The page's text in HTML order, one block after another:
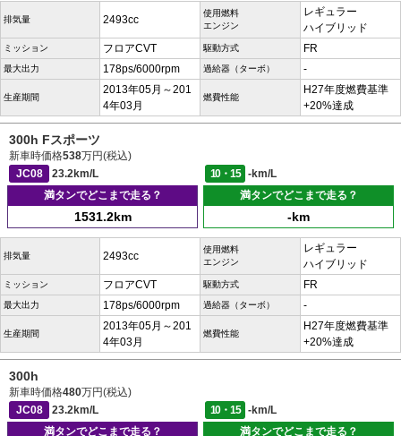
排気量 2493cc
使用燃料
エンジン
レギュラー
ハイブリッド
ミッション フロアCVT 駆動方式 FR
最大出力 178ps/6000rpm 過給器（ターボ） -
生産期間
2013年05月～201
4年03月
燃費性能
H27年度燃費基準
+20%達成
300h Fスポーツ
新車時価格538万円(税込)
JC08
23.2km/L 10・15
-km/L
満タンでどこまで走る？
1531.2km
満タンでどこまで走る？
-km
排気量 2493cc
使用燃料
エンジン
レギュラー
ハイブリッド
ミッション フロアCVT 駆動方式 FR
最大出力 178ps/6000rpm 過給器（ターボ） -
生産期間
2013年05月～201
4年03月
燃費性能
H27年度燃費基準
+20%達成
300h
新車時価格480万円(税込)
JC08
23.2km/L 10・15
-km/L
満タンでどこまで走る？
満タンでどこまで走る？